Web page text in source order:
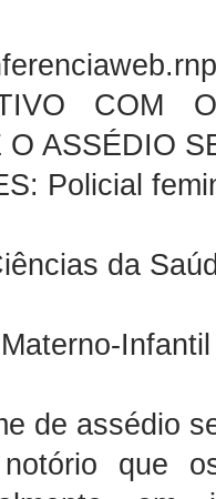
COM
ASSÉDIO
Policial
da
Infantil
de assédio
que